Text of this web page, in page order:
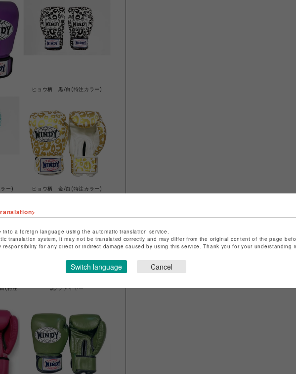
ヒョウ柄 黒/白(特注カラー)
ー) ヒョウ柄 金/白(特注カラー)
(特注
黒/ファイヤー
into a foreign language using the automatic translation service.
translation system, it may not be translated correctly and may differ from the original content of the page
for any direct or indirect damage caused by using this service. Thank you for your understanding
Switch language Cancel